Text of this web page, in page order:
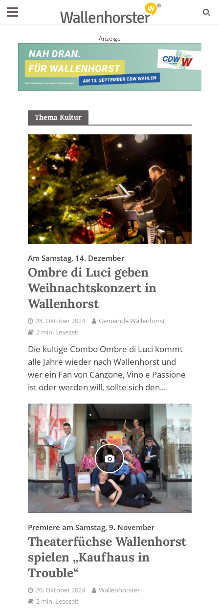
Anzeige
Thema Kultur
Am Samstag, 14. Dezember
Ombre di Luci geben
Weihnachtskonzert in
Wallenhorst
28. Oktober 2024
Gemeinde Wallenhorst
2 min. Lesezeit
Die kultige Combo Ombre di Luci kommt
alle Jahre wieder nach Wallenhorst und
wer ein Fan von Canzone, Vino e Passione
ist oder werden will, sollte sich den...
Premiere am Samstag, 9. November
Theaterfüchse Wallenhorst
spielen „Kaufhaus in
Trouble“
20. Oktober 2024
Wallenhorster
2 min. Lesezeit